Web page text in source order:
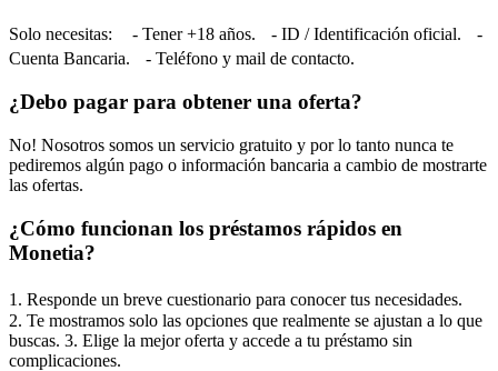
Solo necesitas: - Tener +18 años. - ID / Identificación oficial. -
Cuenta Bancaria. - Teléfono y mail de contacto.
¿Debo pagar para obtener una oferta?
No! Nosotros somos un servicio gratuito y por lo tanto nunca te
pediremos algún pago o información bancaria a cambio de mostrarte
las ofertas.
¿Cómo funcionan los préstamos rápidos en
Monetia?
1. Responde un breve cuestionario para conocer tus necesidades.
2. Te mostramos solo las opciones que realmente se ajustan a lo que
buscas. 3. Elige la mejor oferta y accede a tu préstamo sin
complicaciones.